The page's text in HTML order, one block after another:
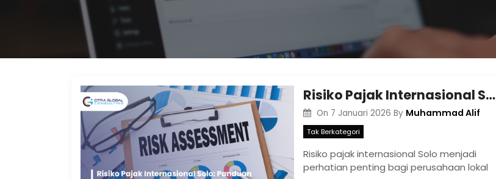
Risiko Pajak Internasional Solo: Panduan untuk Perusahaan Lokal
On 7 Januari 2026 By Muhammad Alif
Tak Berkategori
Risiko pajak internasional Solo menjadi
perhatian penting bagi perusahaan lokal